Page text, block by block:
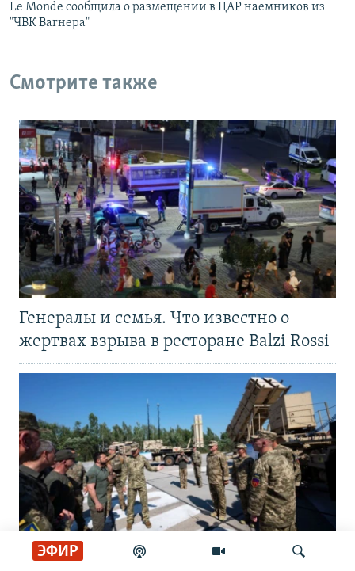
ЭФИР
Le Monde сообщила о размещении в ЦАР наемников из
"ЧВК Вагнера"
Смотрите также
Генералы и семья. Что известно о
жертвах взрыва в ресторане Balzi Rossi